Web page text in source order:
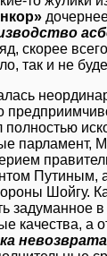
скорее
так и не
парламент,
Путиным,
Шойгу.
задуманное
качества, а